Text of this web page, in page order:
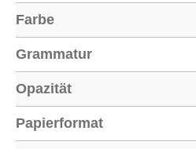
Farbe
Grammatur
Opazität
Papierformat